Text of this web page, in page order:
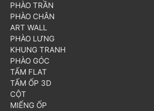
PHÀO TRẦN
PHÀO CHÂN
ART WALL
PHÀO LƯNG
KHUNG TRANH
PHÀO GÓC
TẤM FLAT
TẤM ỐP 3D
CỘT
MIẾNG ỐP